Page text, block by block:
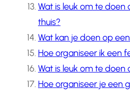
Wat is leuk om te doen
thuis?
Wat kan je doen op
Hoe organiseer ik een
Wat is leuk om te doen
Hoe organiseer je een